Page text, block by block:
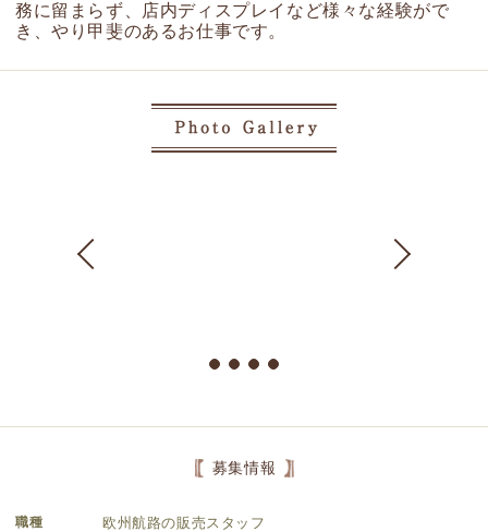
務に留まらず、店内ディスプレイなど様々な経験がで
き、やり甲斐のあるお仕事です。
募集情報
職種 欧州航路の販売スタッフ